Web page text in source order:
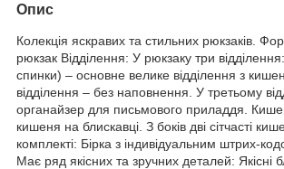
Опис
Колекція яскравих та стильних рюкзаків.
рюкзак Відділення: У рюкзаку три
спинки) – основне велике відділення з
відділення – без наповнення. У третьому
органайзер для письмового приладдя.
кишеня на блискавці. З боків дві сітчасті
комплекті: Бірка з індивідуальним штрих-
Має ряд якісних та зручних деталей: Якісні